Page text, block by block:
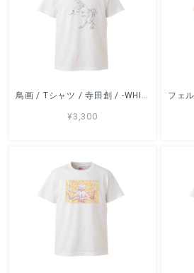
¥3,300